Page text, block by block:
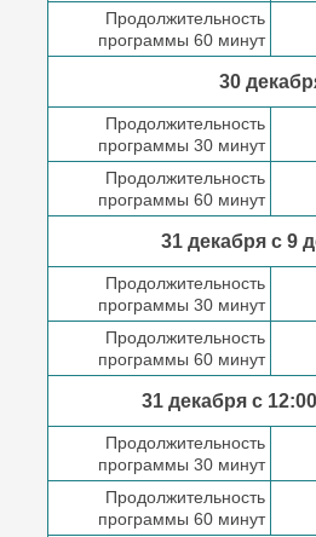
Продолжительность
программы 60 минут
30
Продолжительность
программы 30 минут
Продолжительность
программы 60 минут
31 декабря с 9
Продолжительность
программы 30 минут
Продолжительность
программы 60 минут
31 декабря с
Продолжительность
программы 30 минут
Продолжительность
программы 60 минут